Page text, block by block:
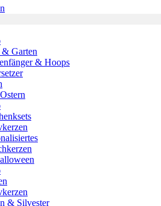
& Garten
& Hoops
& Silvester